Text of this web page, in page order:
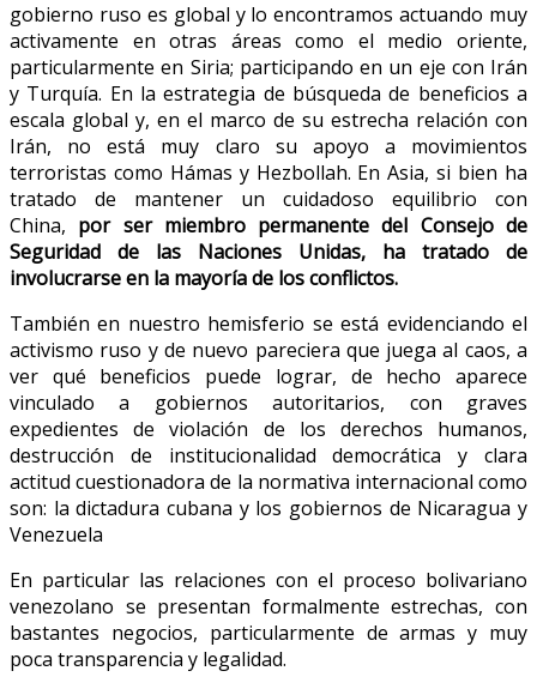
gobierno ruso es global y lo encontramos actuando muy
activamente en otras áreas como el medio oriente,
particularmente en Siria; participando en un eje con Irán
y Turquía. En la estrategia de búsqueda de beneficios a
escala global y, en el marco de su estrecha relación con
Irán, no está muy claro su apoyo a movimientos
terroristas como Hámas y Hezbollah. En Asia, si bien ha
tratado de mantener un cuidadoso equilibrio con
China, por ser miembro permanente del Consejo de
Seguridad de las Naciones Unidas, ha tratado de
involucrarse en la mayoría de los conflictos.
También en nuestro hemisferio se está evidenciando el
activismo ruso y de nuevo pareciera que juega al caos, a
ver qué beneficios puede lograr, de hecho aparece
vinculado a gobiernos autoritarios, con graves
expedientes de violación de los derechos humanos,
destrucción de institucionalidad democrática y clara
actitud cuestionadora de la normativa internacional como
son: la dictadura cubana y los gobiernos de Nicaragua y
Venezuela
En particular las relaciones con el proceso bolivariano
venezolano se presentan formalmente estrechas, con
bastantes negocios, particularmente de armas y muy
poca transparencia y legalidad.